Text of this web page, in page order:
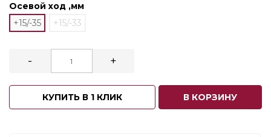
Осевой ход ,мм
+15/-35
+15/-33
- +
КУПИТЬ В 1 КЛИК В КОРЗИНУ